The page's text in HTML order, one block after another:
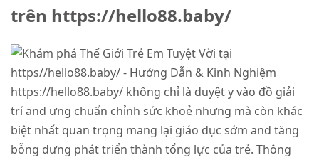
trên https://hello88.baby/
https://hello88.baby/ không chỉ là duyệt y vào đồ giải
trí and ưng chuẩn chỉnh sức khoẻ nhưng mà còn khác
biệt nhất quan trọng mang lại giáo dục sớm and tăng
bỗng dưng phát triển thành tổng lực của trẻ. Thông